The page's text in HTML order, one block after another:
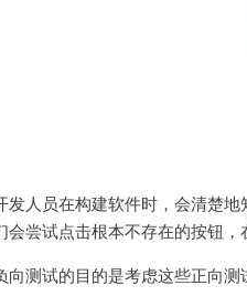
发人员在构建软件时，会清楚
会尝试点击根本不存在的按钮
向测试的目的是考虑这些正向